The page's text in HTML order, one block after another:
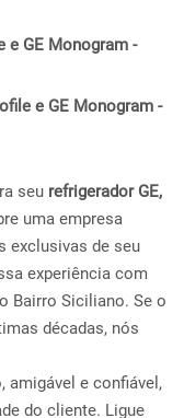
e GE Monogram -
e GE Monogram -
seu refrigerador GE,
uma empresa
exclusivas de seu
experiência com
Bairro Siciliano. Se o
décadas, nós
amigável e confiável,
do cliente. Ligue